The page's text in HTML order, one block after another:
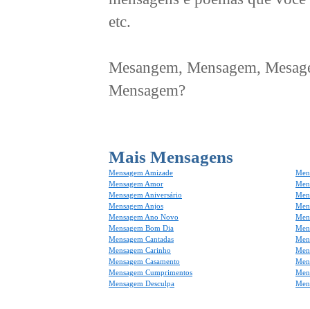
etc.
Mesangem, Mensagem,
Mensagem?
Mais Mensagens
Mensagem Amizade
Mensagem Amor
Mensagem Aniversário
Mensagem Anjos
Mensagem Ano Novo
Mensagem Bom Dia
Mensagem Cantadas
Mensagem Carinho
Mensagem Casamento
Mensagem Cumprimentos
Mensagem Desculpa